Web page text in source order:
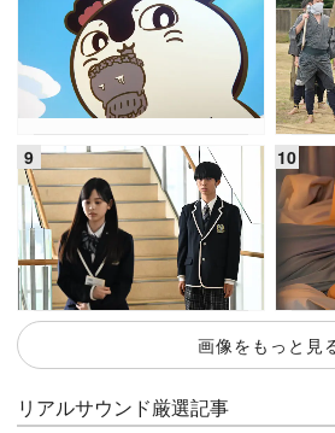
画像をもっと見
リアルサウンド厳選記事